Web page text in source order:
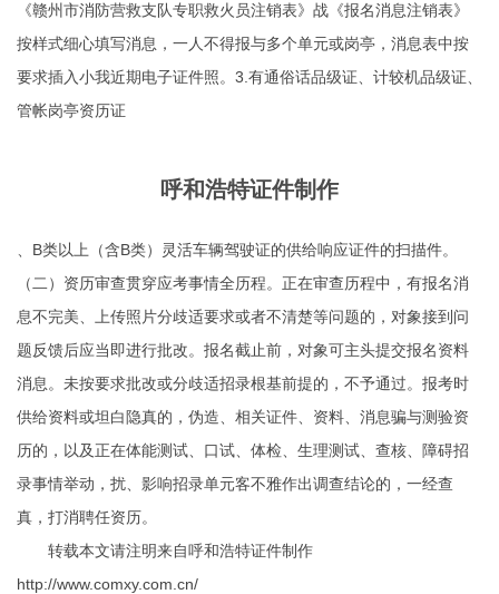
《赣州市消防营救支队专职救火员注销表》战《报名消息注销表》
按样式细心填写消息，一人不得报与多个单元或岗亭，消息表中按
要求插入小我近期电子证件照。3.有通俗话品级证、计较机品级证、
管帐岗亭资历证
呼和浩特证件制作
、B类以上（含B类）灵活车辆驾驶证的供给响应证件的扫描件。
（二）资历审查贯穿应考事情全历程。正在审查历程中，有报名消
息不完美、上传照片分歧适要求或者不清楚等问题的，对象接到问
题反馈后应当即进行批改。报名截止前，对象可主头提交报名资料
消息。未按要求批改或分歧适招录根基前提的，不予通过。报考时
供给资料或坦白隐真的，伪造、相关证件、资料、消息骗与测验资
历的，以及正在体能测试、口试、体检、生理测试、查核、障碍招
录事情举动，扰、影响招录单元客不雅作出调查结论的，一经查
真，打消聘任资历。
转载本文请注明来自呼和浩特证件制作
http://www.comxy.com.cn/